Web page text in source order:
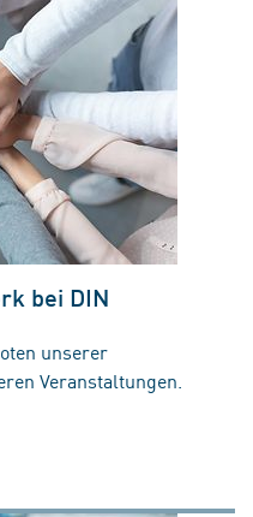
bei DIN
unserer
Veranstaltungen.